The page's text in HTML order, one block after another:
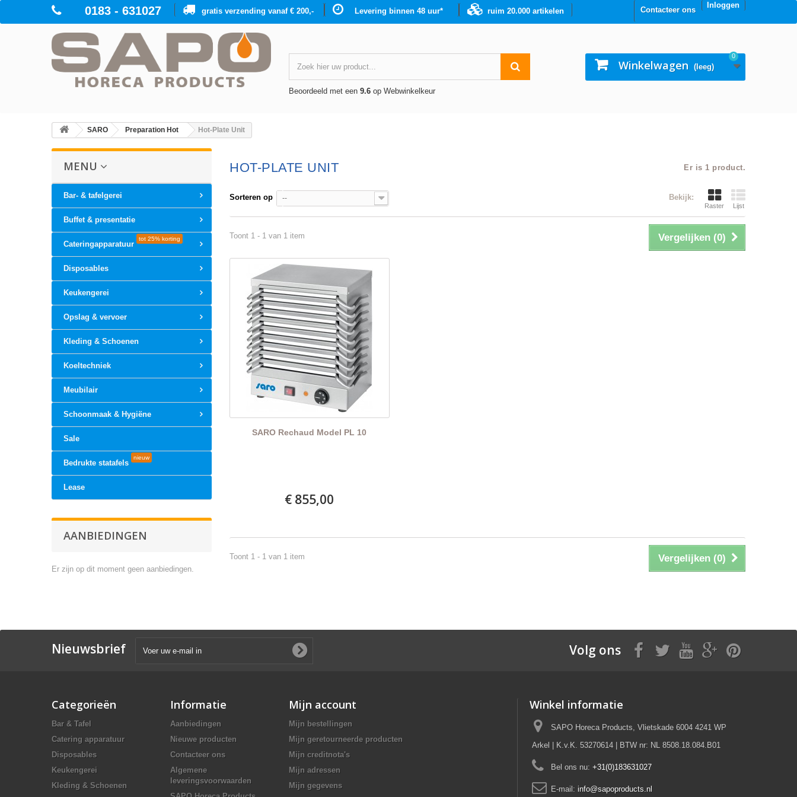
Inloggen
Contacteer ons
0183 - 631027 ruim 20.000 artikelen
Levering binnen 48 uur*
gratis verzending vanaf € 200,-
Beoordeeld met een 9.6op Webwinkelkeur
Winkelwagen (leeg)
0
SARO Preparation Hot Hot-Plate Unit
MENU
Bar- & tafelgerei
Buffet & presentatie
Cateringapparatuur
tot 25% korting
Disposables
Keukengerei
Opslag & vervoer
Kleding & Schoenen
Koeltechniek
Meubilair
Schoonmaak & Hygiëne
Sale
Bedrukte statafels
nieuw
Lease
AANBIEDINGEN
Er zijn op dit moment geen aanbiedingen.
HOT-PLATE UNIT Er is 1 product.
Bekijk:
Raster Lijst
Sorteren op --
Vergelijken (0)
Toont 1 - 1 van 1 item
SARO Rechaud Model PL 10
€ 855,00
Vergelijken (0)
Toont 1 - 1 van 1 item
Nieuwsbrief Volg ons
Categorieën
Bar & Tafel
Catering apparatuur
Disposables
Keukengerei
Kleding & Schoenen
Informatie
Aanbiedingen
Nieuwe producten
Contacteer ons
Algemene
leveringsvoorwaarden
Mijn account
Mijn bestellingen
Mijn geretourneerde producten
Mijn creditnota's
Mijn adressen
Mijn gegevens
Winkel informatie
SAPO Horeca Products, Vlietskade 6004 4241 WP
Arkel | K.v.K. 53270614 | BTW nr: NL 8508.18.084.B01
Bel ons nu: +31(0)183631027
E-mail: info@sapoproducts.nl